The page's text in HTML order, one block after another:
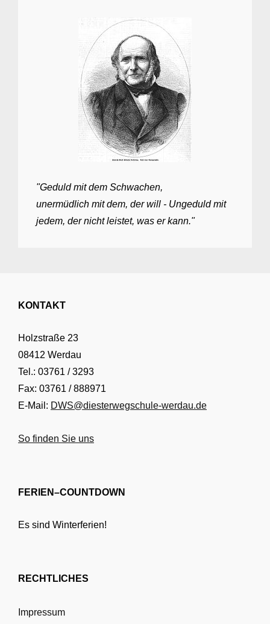
"Geduld mit dem Schwachen,
unermüdlich mit dem, der will - Ungeduld mit
jedem, der nicht leistet, was er kann."
KONTAKT
Holzstraße 23
08412 Werdau
Tel.: 03761 / 3293
Fax: 03761 / 888971
E-Mail: DWS@diesterwegschule-werdau.de
So finden Sie uns
FERIEN–COUNTDOWN
Es sind Winterferien!
RECHTLICHES
Impressum